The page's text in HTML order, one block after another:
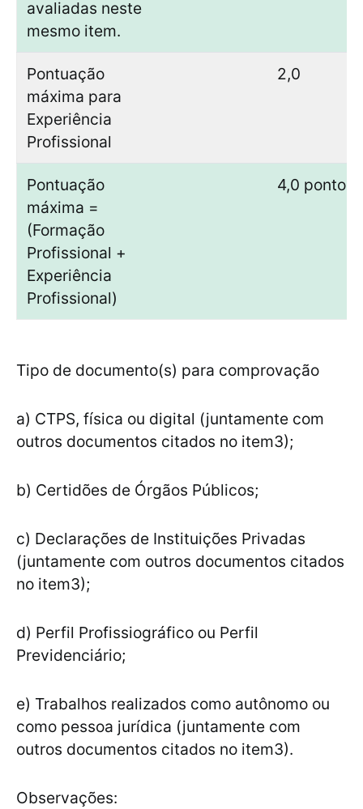
avaliadas neste
mesmo item.
Pontuação
máxima para
Experiência
Profissional
2,0
Pontuação
máxima =
(Formação
Profissional +
Experiência
Profissional)
4,0 pontos
Tipo de documento(s) para comprovação
a) CTPS, física ou digital (juntamente com
outros documentos citados no item3);
b) Certidões de Órgãos Públicos;
c) Declarações de Instituições Privadas
(juntamente com outros documentos citados
no item3);
d) Perfil Profissiográfico ou Perfil
Previdenciário;
e) Trabalhos realizados como autônomo ou
como pessoa jurídica (juntamente com
outros documentos citados no item3).
Observações: